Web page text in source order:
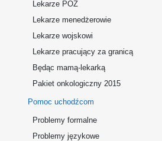
Lekarze POZ
Lekarze menedżerowie
Lekarze wojskowi
Lekarze pracujący za granicą
Będąc mamą-lekarką
Pakiet onkologiczny 2015
Pomoc uchodźcom
Problemy formalne
Problemy językowe